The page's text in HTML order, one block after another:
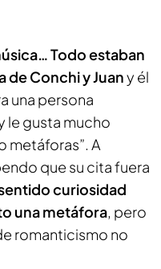
Todo estaban
de Conchi y Juany él
una persona
le gusta mucho
metáforas”. A
que su cita fuera
curiosidad
una metáfora, pero
romanticismo no